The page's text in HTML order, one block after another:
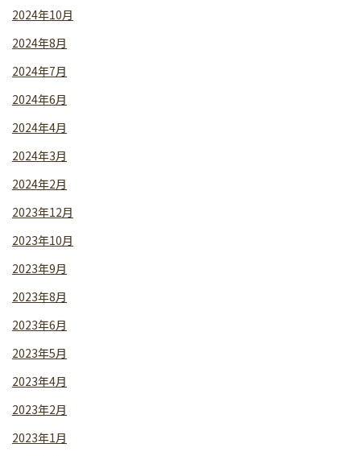
2024年10月
2024年8月
2024年7月
2024年6月
2024年4月
2024年3月
2024年2月
2023年12月
2023年10月
2023年9月
2023年8月
2023年6月
2023年5月
2023年4月
2023年2月
2023年1月